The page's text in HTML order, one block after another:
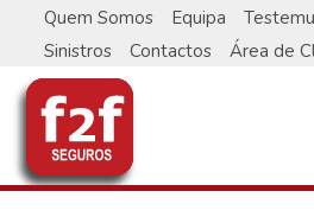
Skip
content
Quem Somos Equipa
Sinistros
Contactos Área de